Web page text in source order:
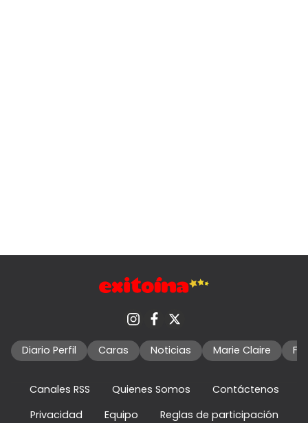
Diario Perfil Caras Noticias Marie Claire
Canales RSS Quienes Somos
Contáctenos
Privacidad
Equipo Reglas de participación